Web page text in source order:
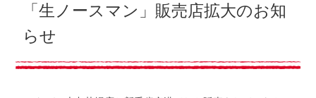
「生ノースマン」販売店拡大のお知
らせ